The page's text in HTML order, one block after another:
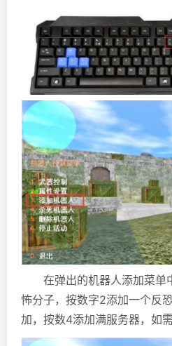
在弹出的机器人添加菜单
怖分子，按数字2添加一个反
加，按数4添加满服务器，如